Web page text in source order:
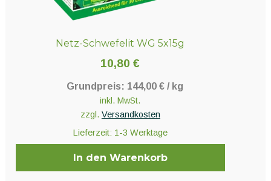
Netz-Schwefelit WG 5x15g
10,80€
Grundpreis: 144,00€ / kg
inkl. MwSt.
zzgl. Versandkosten
Lieferzeit: 1-3 Werktage
In den Warenkorb